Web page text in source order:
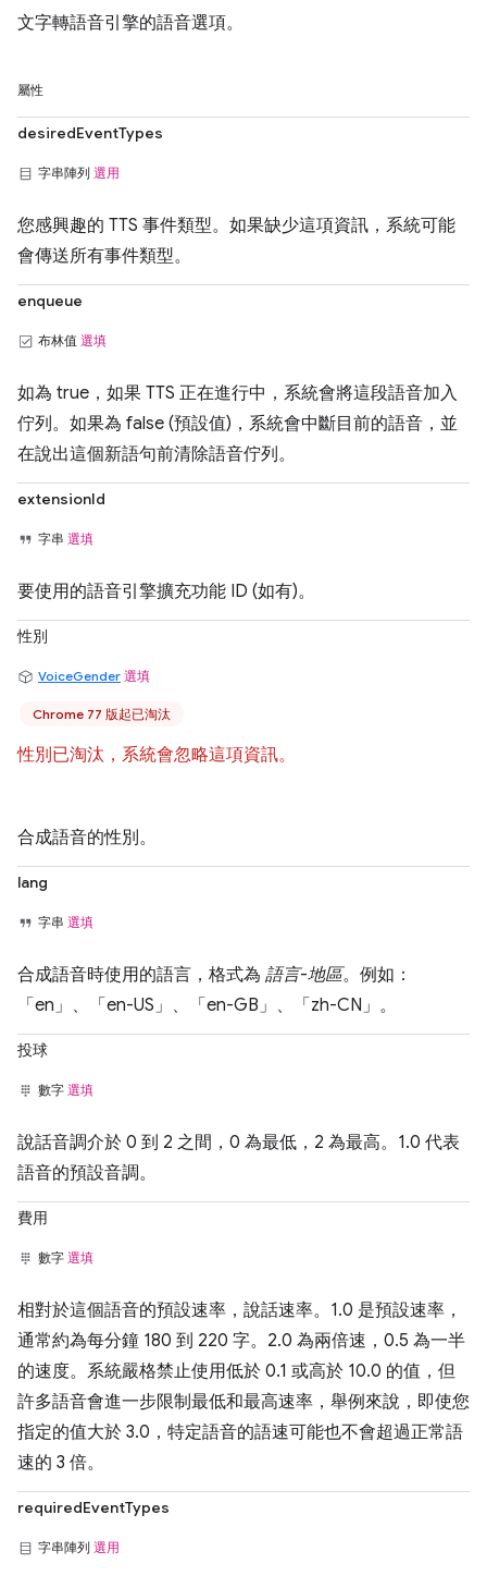
文字轉語音引擎的語音選項。
屬性
desiredEventTypes
字串陣列 選用
您感興趣的 TTS 事件類型。如果缺少這項資訊，系統可能
會傳送所有事件類型。
enqueue
布林值 選填
如為 true，如果 TTS 正在進行中，系統會將這段語音加入
佇列。如果為 false (預設值)，系統會中斷目前的語音，並
在說出這個新語句前清除語音佇列。
extensionId
字串 選填
要使用的語音引擎擴充功能 ID (如有)。
性別
VoiceGender 選填
Chrome 77 版起已淘汰
性別已淘汰，系統會忽略這項資訊。
合成語音的性別。
lang
字串 選填
合成語音時使用的語言，格式為 語言-地區。例如：
「en」、「en-US」、「en-GB」、「zh-CN」。
投球
數字 選填
說話音調介於 0 到 2 之間，0 為最低，2 為最高。1.0 代表
語音的預設音調。
費用
數字 選填
相對於這個語音的預設速率，說話速率。1.0 是預設速率，
通常約為每分鐘 180 到 220 字。2.0 為兩倍速，0.5 為一半
的速度。系統嚴格禁止使用低於 0.1 或高於 10.0 的值，但
許多語音會進一步限制最低和最高速率，舉例來說，即使您
指定的值大於 3.0，特定語音的語速可能也不會超過正常語
速的 3 倍。
requiredEventTypes
字串陣列 選用